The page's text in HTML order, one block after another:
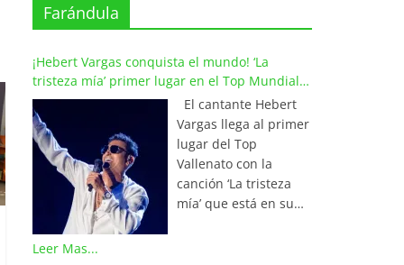
Farándula
¡Hebert Vargas conquista el mundo! ‘La
tristeza mía’ primer lugar en el Top Mundial
del Vallenato
El cantante Hebert
Vargas llega al primer
lugar del Top
Vallenato con la
canción ‘La tristeza
mía’ que está en su
Leer Mas...